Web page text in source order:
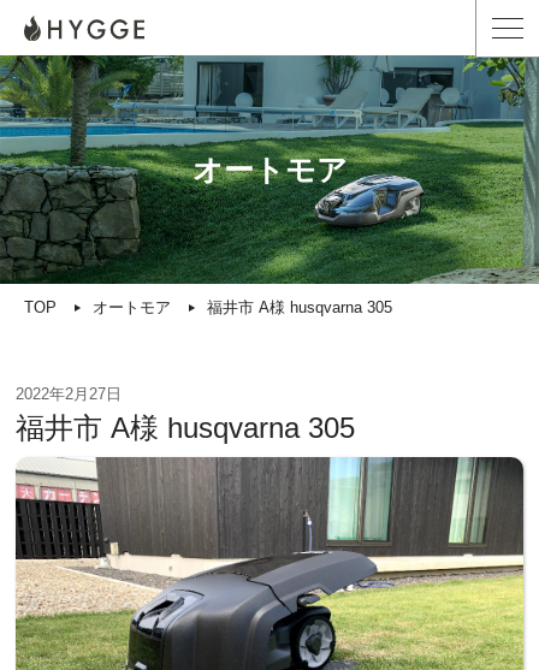
オートモア
TOP オートモア 福井市 A様 husqvarna 305
2022年2月27日
福井市 A様 husqvarna 305